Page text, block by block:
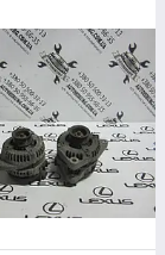
пункты в